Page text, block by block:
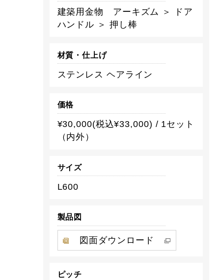
建築用金物 アーキズム ＞ ドア
ハンドル ＞ 押し棒
材質・仕上げ
ステンレス ヘアライン
価格
¥30,000(税込¥33,000) / 1セット
（内外）
サイズ
L600
製品図
図面ダウンロード
ピッチ